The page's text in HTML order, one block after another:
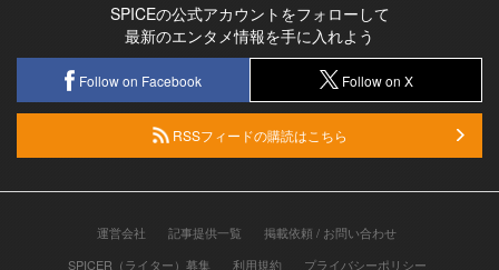
SPICEの公式アカウントをフォローして
最新のエンタメ情報を手に入れよう
Follow on Facebook Follow on X
RSSフィードの購読はこちら
運営会社 記事提供一覧
掲載依頼 / お問い合わせ
SPICER（ライター）募集
利用規約 プライバシーポリシー